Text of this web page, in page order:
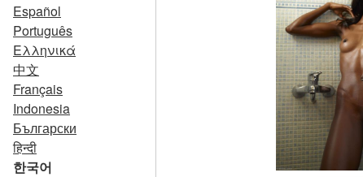
Español
Português
Ελληνικά
中文
Français
Indonesia
Български
हिन्दी
한국어